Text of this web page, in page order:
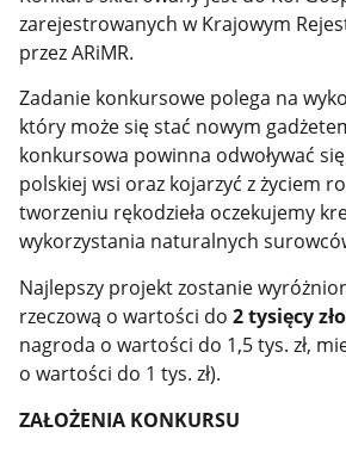
zarejestrowanych w Krajowym
przez ARiMR.
Zadanie konkursowe polega na
który może się stać nowym
konkursowa powinna odwoływać
polskiej wsi oraz kojarzyć z życiem
tworzeniu rękodzieła oczekujemy
wykorzystania naturalnych
Najlepszy projekt zostanie
rzeczową o wartości do2 tysięcy
nagroda o wartości do 1,5 tys. zł,
o wartości do 1 tys. zł).
ZAŁOŻENIA KONKURSU